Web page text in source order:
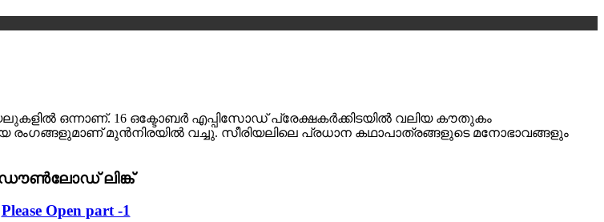
ഒന്നാണ്. 16 ഒക്ടോബർ എപ്പിസോഡ് പ്രേക്ഷകർക്കിടയിൽ വലിയ കൗതുകം
മുൻനിരയിൽ വച്ചു. സീരിയലിലെ പ്രധാന കഥാപാത്രങ്ങളുടെ മനോഭാവങ്ങളും
ലിങ്ക്
Please Open part -1